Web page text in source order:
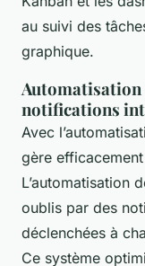
au suivi des
graphique.
Automatisation
notifications
Avec
gère
L’automatisation
oublis par des
déclenchées à
Ce système